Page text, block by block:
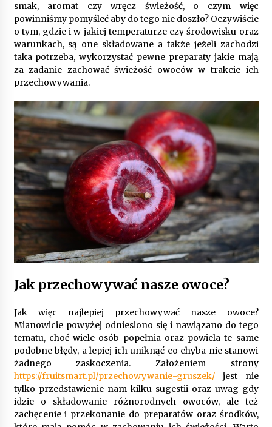
Zakopane: apartament z basenem dla
wymagających
10 miesięcy ago
Jak wybrać idealny stół do jadalni? poradnik
zakupowy
10 miesięcy ago
Nowoczesne rozwiązania opakowaniowe
dopasowane do potrzeb różnych branż
12 miesięcy ago
Gruntowa czy powietrzna pompa ciepła – co
wybrać do ogrzewania domu?
1 rok ago
smak, aromat czy wręcz świeżość, o czym więc
powinniśmy pomyśleć aby do tego nie doszło? Oczywiście
o tym, gdzie i w jakiej temperaturze czy środowisku oraz
warunkach, są one składowane a także jeżeli zachodzi
taka potrzeba, wykorzystać pewne preparaty jakie mają
za zadanie zachować świeżość owoców w trakcie ich
przechowywania.
Jak przechowywać nasze owoce?
Jak więc najlepiej przechowywać nasze owoce?
Mianowicie powyżej odniesiono się i nawiązano do tego
tematu, choć wiele osób popełnia oraz powiela te same
podobne błędy, a lepiej ich uniknąć co chyba nie stanowi
żadnego zaskoczenia. Założeniem strony
https://fruitsmart.pl/przechowywanie-gruszek/jest nie
tylko przedstawienie nam kilku sugestii oraz uwag gdy
idzie o składowanie różnorodnych owoców, ale też
zachęcenie i przekonanie do preparatów oraz środków,